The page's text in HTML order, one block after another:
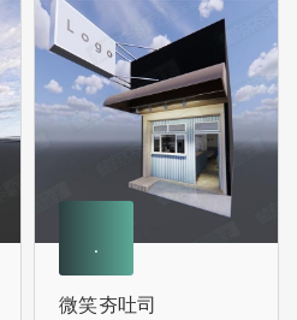
微笑夯吐司